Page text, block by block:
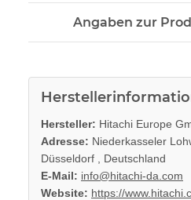
Angaben zur
Hersteller: Hitachi Europe
Adresse: Niederkasseler
Düsseldorf , Deutschland
E-Mail: info@hitachi-da.com
Website: https://